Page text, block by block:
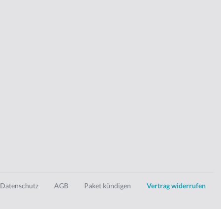
Datenschutz AGB Paket kündigen Vertrag widerrufen